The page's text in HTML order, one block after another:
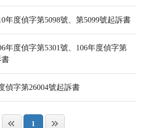
年度偵字第5098號、第5099號起訴書
年度偵字第5301號、106年度偵字第
書
偵字第26004號起訴書
1